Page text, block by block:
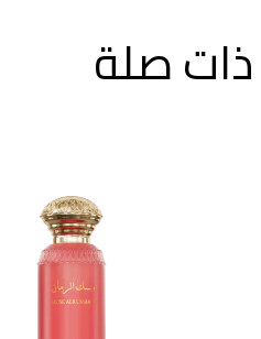
صلة